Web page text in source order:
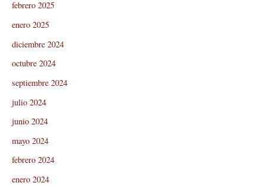
febrero 2025
enero 2025
diciembre 2024
octubre 2024
septiembre 2024
julio 2024
junio 2024
mayo 2024
febrero 2024
enero 2024